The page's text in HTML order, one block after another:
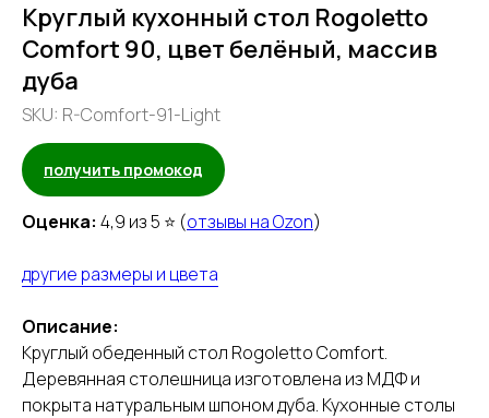
Круглый кухонный стол Rogoletto
Comfort 90, цвет белёный, массив
дуба
SKU: R-Comfort-91-Light
получить промокод
Оценка: 4,9 из 5 ⭐ (отзывы на Ozon)
другие размеры и цвета
Описание:
Круглый обеденный стол Rogoletto Comfort.
Деревянная столешница изготовлена из МДФ и
покрыта натуральным шпоном дуба. Кухонные столы